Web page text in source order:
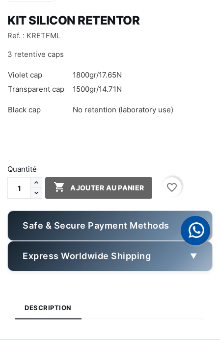
KIT SILICON RETENTOR
Ref. : KRETFML
3 retentive caps
Violet cap
1800gr/17.65N
Transparent cap
1500gr/14.71N
Black cap No retention (laboratory use)
Quantité
 AJOUTER AU PANIER favorite_border
Safe & Secure Payment Methods ▼
Express Worldwide Shipping ▼
DESCRIPTION